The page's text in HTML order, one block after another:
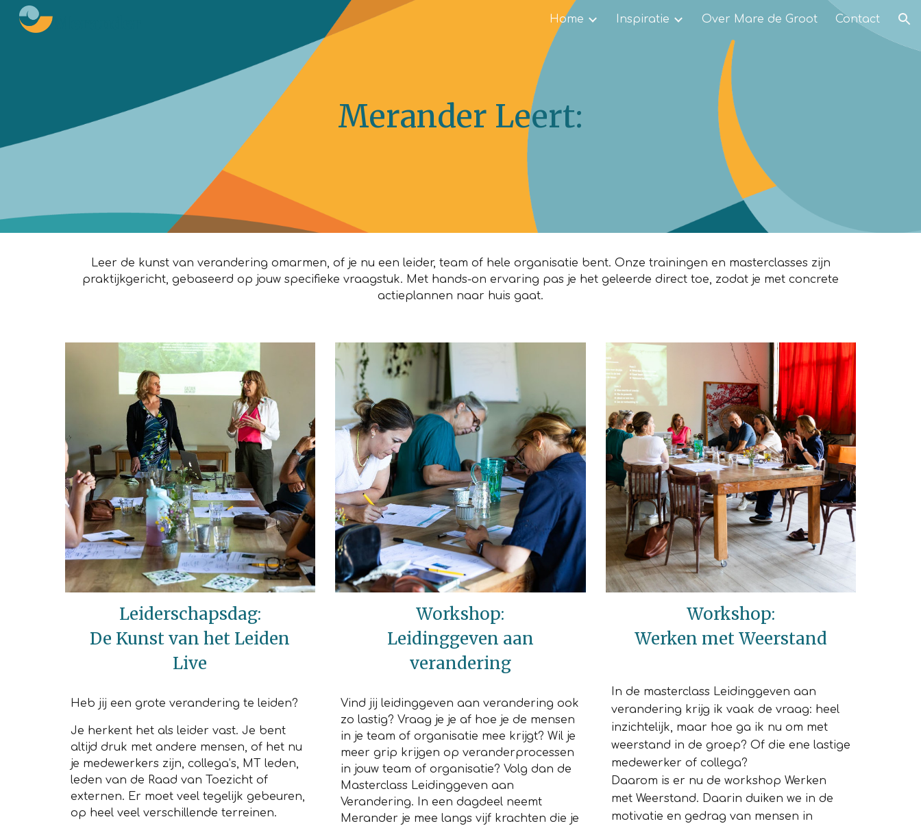
Skip to main content Skip to navigation
Home Inspiratie Over Mare de Groot Contact
Merander Leert:
Leer de kunst van verandering omarmen, of je nu een leider, team of hele organisatie bent. Onze trainingen en masterclasses zijn
praktijkgericht, gebaseerd op jouw specifieke vraagstuk. Met hands-on ervaring pas je het geleerde direct toe, zodat je met concrete
actieplannen naar huis gaat.
Leiderschapsdag:
De Kunst van het Leiden
Live
Heb jij een grote verandering te leiden?
Je herkent het als leider vast. Je bent
altijd druk met andere mensen, of het nu
je medewerkers zijn, collega’s, MT leden,
leden van de Raad van Toezicht of
externen. Er moet veel tegelijk gebeuren,
op heel veel verschillende terreinen.
Workshop:
Leidinggeven aan
verandering
Vind jij leidinggeven aan verandering ook
zo lastig? Vraag je je af hoe je de mensen
in je team of organisatie mee krijgt? Wil je
meer grip krijgen op veranderprocessen
in jouw team of organisatie? Volg dan de
Masterclass Leidinggeven aan
Verandering. In een dagdeel neemt
Merander je mee langs vijf krachten die je
Workshop:
Werken met Weerstand
In de masterclass Leidinggeven aan
verandering krijg ik vaak de vraag: heel
inzichtelijk, maar hoe ga ik nu om met
weerstand in de groep? Of die ene lastige
medewerker of collega?
Daarom is er nu de workshop Werken
met Weerstand. Daarin duiken we in de
motivatie en gedrag van mensen in